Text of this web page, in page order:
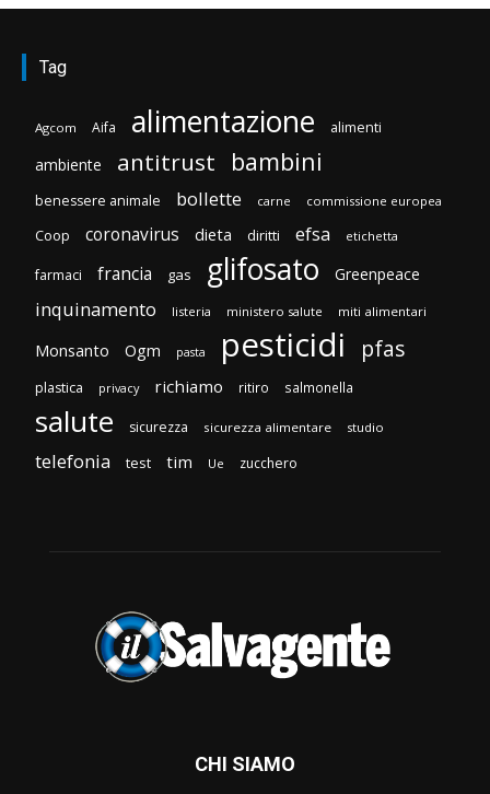
Tag
Agcom Aifa alimentazione alimenti
ambiente antitrust bambini
benessere animale bollette carne commissione europea
Coop coronavirus dieta diritti efsa etichetta
farmaci francia gas glifosato Greenpeace
inquinamento listeria ministero salute miti alimentari
Monsanto Ogm pasta pesticidi pfas
plastica privacy richiamo ritiro salmonella
salute sicurezza sicurezza alimentare studio
telefonia test tim Ue zucchero
CHI SIAMO